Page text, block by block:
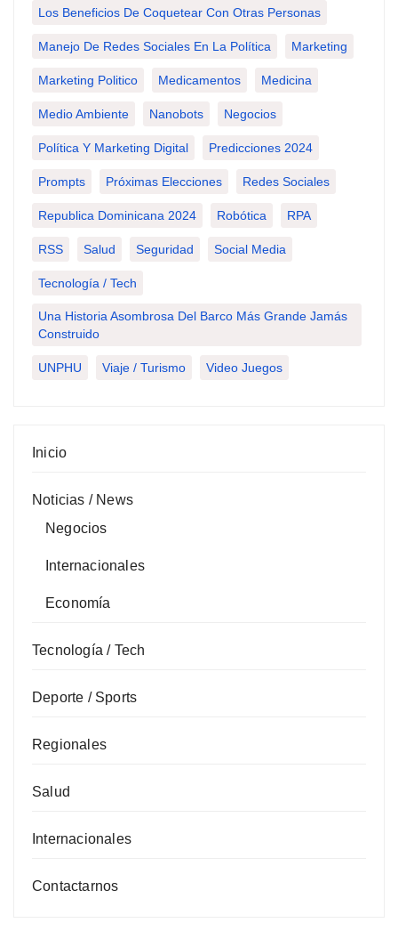
Los Beneficios De Coquetear Con Otras Personas
Manejo De Redes Sociales En La Política Marketing
Marketing Politico Medicamentos Medicina
Medio Ambiente Nanobots Negocios
Política Y Marketing Digital Predicciones 2024
Prompts Próximas Elecciones Redes Sociales
Republica Dominicana 2024 Robótica RPA
RSS Salud Seguridad Social Media
Tecnología / Tech
Una Historia Asombrosa Del Barco Más Grande Jamás
Construido
UNPHU Viaje / Turismo Video Juegos
Inicio
Noticias / News
Negocios
Internacionales
Economía
Tecnología / Tech
Deporte / Sports
Regionales
Salud
Internacionales
Contactarnos